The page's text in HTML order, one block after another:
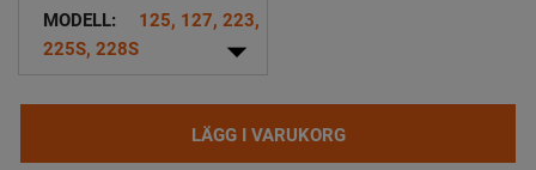
MODELL:
125, 127, 223,
225S, 228S
arrow_drop_down
LÄGG I VARUKORG